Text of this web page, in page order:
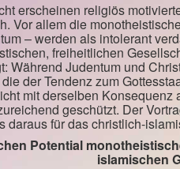
erscheinen religiös
Vor allem die
– werden als intolerant
freiheitlichen
Während Judentum und
der Tendenz zum
mit derselben
geschützt. Der
daraus für das christlich-
Potential
islamischen